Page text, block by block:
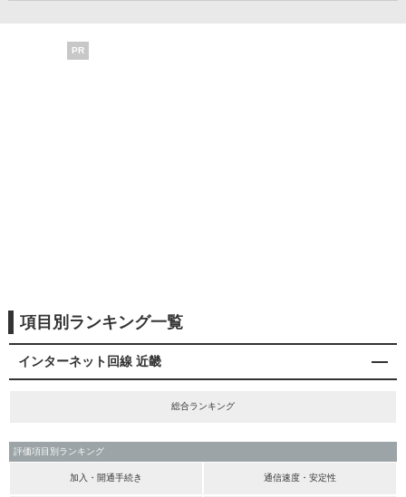
PR
項目別ランキング一覧
インターネット回線 近畿
総合ランキング
評価項目別ランキング
加入・開通手続き 通信速度・安定性